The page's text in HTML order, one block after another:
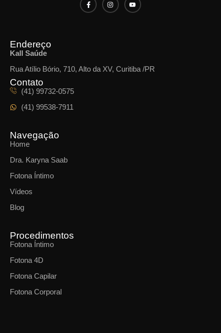
Endereço
Kall Saúde
Rua Atílio Bório, 710, Alto da XV, Curitiba /PR
Contato
(41) 99732-0575
(41) 99538-7911
Navegação
Home
Dra. Karyna Saab
Fotona Íntimo
Vídeos
Blog
Procedimentos
Fotona Íntimo
Fotona 4D
Fotona Capilar
Fotona Corporal